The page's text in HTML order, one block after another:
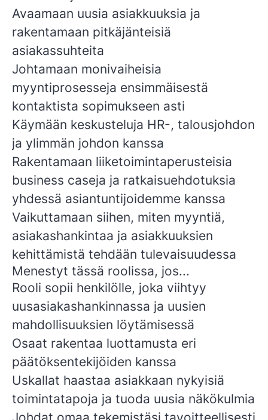
Avaamaan uusia asiakkuuksia ja
rakentamaan pitkäjänteisiä
asiakassuhteita
Johtamaan monivaiheisia
myyntiprosesseja ensimmäisestä
kontaktista sopimukseen asti
Käymään keskusteluja HR-, talousjohdon
ja ylimmän johdon kanssa
Rakentamaan liiketoimintaperusteisia
business caseja ja ratkaisuehdotuksia
yhdessä asiantuntijoidemme kanssa
Vaikuttamaan siihen, miten myyntiä,
asiakashankintaa ja asiakkuuksien
kehittämistä tehdään tulevaisuudessa
Menestyt tässä roolissa, jos...
Rooli sopii henkilölle, joka viihtyy
uusasiakashankinnassa ja uusien
mahdollisuuksien löytämisessä
Osaat rakentaa luottamusta eri
päätöksentekijöiden kanssa
Uskallat haastaa asiakkaan nykyisiä
toimintatapoja ja tuoda uusia näkökulmia